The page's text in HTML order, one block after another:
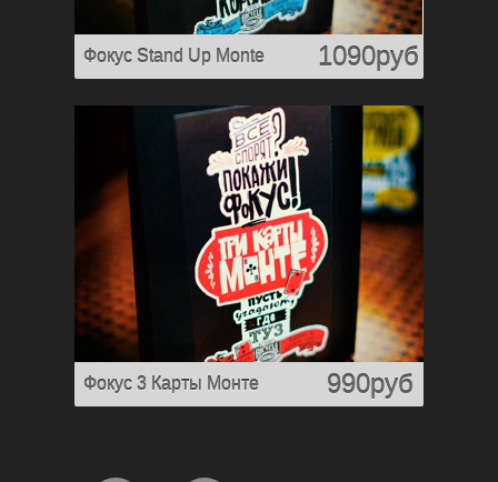
Фокус Stand Up Monte 1090руб
Фокус 3 Карты Монте 990руб